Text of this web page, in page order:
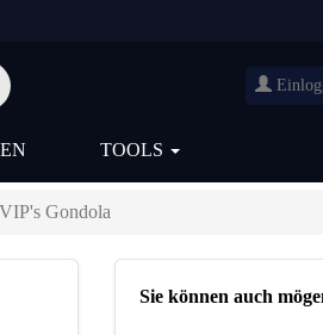
TOOLS
Gondola
Sie können auch